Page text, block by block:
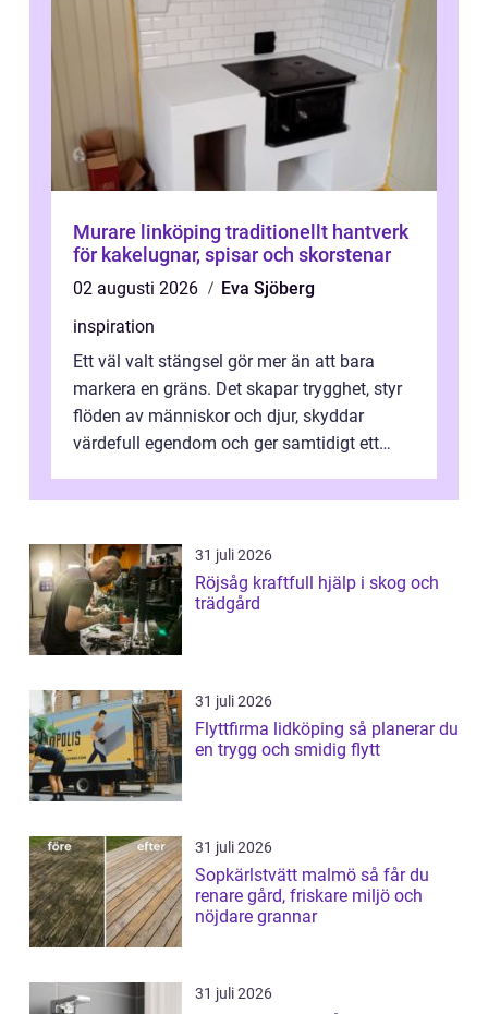
Murare linköping traditionellt hantverk
för kakelugnar, spisar och skorstenar
02 augusti 2026
Eva Sjöberg
inspiration
Ett väl valt stängsel gör mer än att bara
markera en gräns. Det skapar trygghet, styr
flöden av människor och djur, skyddar
värdefull egendom och ger samtidigt ett
31 juli 2026
Röjsåg kraftfull hjälp i skog och
trädgård
31 juli 2026
Flyttfirma lidköping så planerar du
en trygg och smidig flytt
31 juli 2026
Sopkärlstvätt malmö så får du
renare gård, friskare miljö och
nöjdare grannar
31 juli 2026